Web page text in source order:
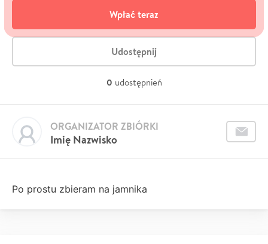
Wpłać teraz
Udostępnij
0 udostępnień
Imię Nazwisko
ORGANIZATOR ZBIÓRKI
Po prostu zbieram na jamnika